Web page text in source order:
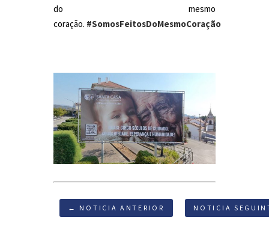
do mesmo
coração. #SomosFeitosDoMesmoCoração
← NOTICIA ANTERIOR NOTICIA